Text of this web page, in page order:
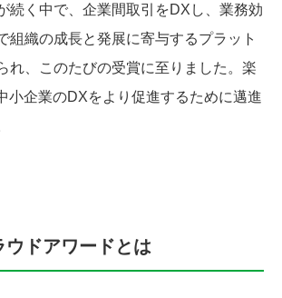
続く中で、企業間取引をDXし、業務効
組織の成長と発展に寄与するプラット
れ、このたびの受賞に至りました。楽
小企業のDXをより促進するために邁進
ウドアワードとは